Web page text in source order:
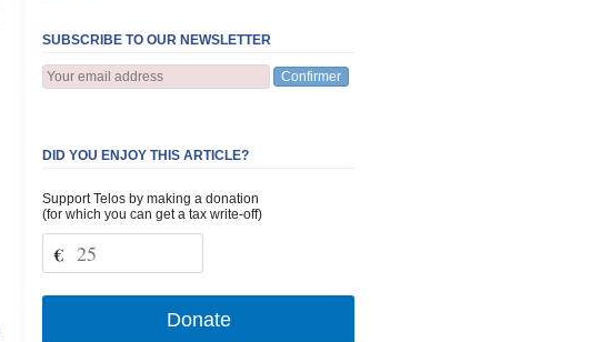
SUBSCRIBE TO OUR NEWSLETTER
Confirmer
DID YOU ENJOY THIS ARTICLE?
Support Telos by making a donation
(for which you can get a tax write-off)
€
Donate